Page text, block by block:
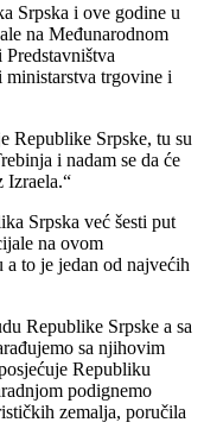
Srpska i ove godine u
na Međunarodnom
trgovine i
Republike Srpske, tu su
i nadam se da će
Izraela.“
Srpska već šesti put
na ovom
to je jedan od najvećih
Republike Srpske a sa
sa njihovim
Republiku
podignemo
zemalja, poručila